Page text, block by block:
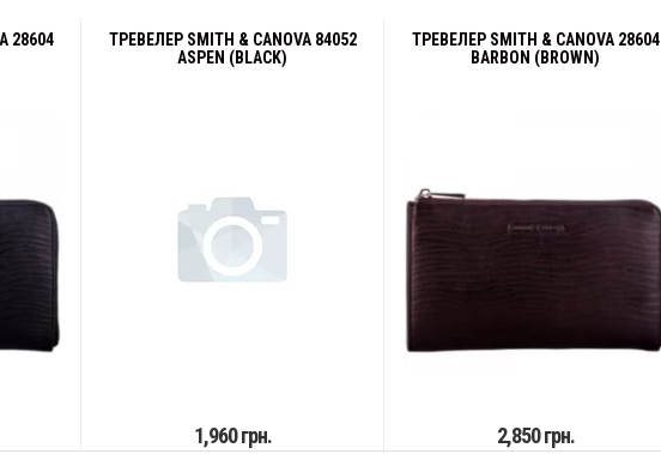
28604
ТРЕВЕЛЕР SMITH & CANOVA 84052
ASPEN (BLACK)
1,960 грн.
ТРЕВЕЛЕР SMITH & CANOVA 28604
BARBON (BROWN)
2,850 грн.